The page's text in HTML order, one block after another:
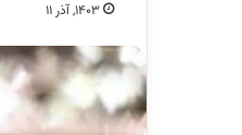
۱۴۰۳, آذر ۱۱